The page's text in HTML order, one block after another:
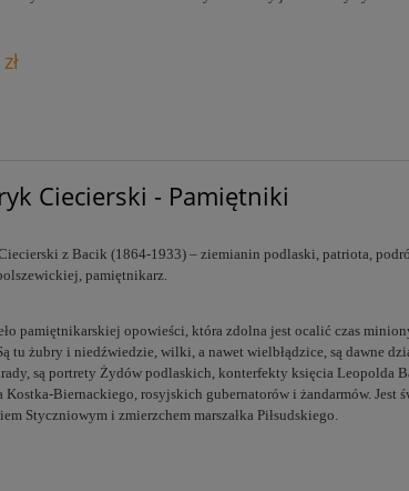
Ciecierski - Pamiętniki
z Bacik (1864-1933) – ziemianin podlaski, patriota,
pamiętnikarz.
pamiętnikarskiej opowieści, która zdolna jest ocalić czas
tu żubry i niedźwiedzie, wilki, a nawet wielbłądzice, są dawne
są portrety Żydów podlaskich, konterfekty księcia Leopolda
Kostka-Biernackiego, rosyjskich gubernatorów i żandarmów. Jest
Styczniowym i zmierzchem marszałka Piłsudskiego.